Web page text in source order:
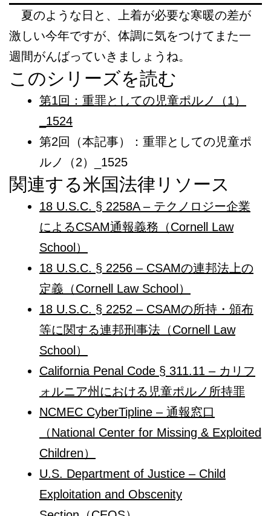
夏のような日と、上着が必要な寒暖の差が
激しい今年ですが、体調に気をつけてまた一
週間がんばっていきましょうね。
このシリーズを読む
第1回：重罪としての児童ポルノ（1）
_1524
第2回（本記事）：重罪としての児童ポ
ルノ（2）_1525
関連する米国法律リソース
18 U.S.C. § 2258A – テクノロジー企業
によるCSAM通報義務（Cornell Law
School）
18 U.S.C. § 2256 – CSAMの連邦法上の
定義（Cornell Law School）
18 U.S.C. § 2252 – CSAMの所持・頒布
等に関する連邦刑事法（Cornell Law
School）
California Penal Code § 311.11 – カリフ
ォルニア州における児童ポルノ所持罪
NCMEC CyberTipline – 通報窓口
（National Center for Missing & Exploited
Children）
U.S. Department of Justice – Child
Exploitation and Obscenity